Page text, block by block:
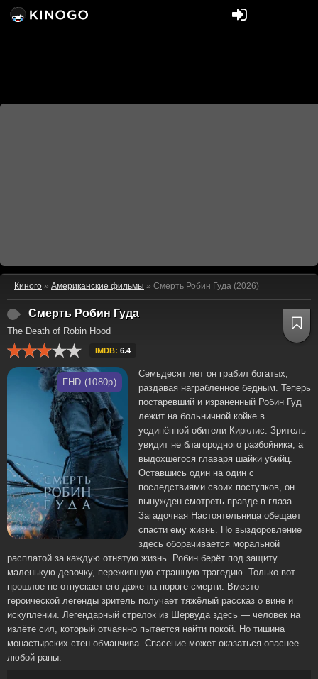
Киного » Американские фильмы » Смерть Робин Гуда (2026)
Смерть Робин Гуда
The Death of Robin Hood
IMDB: 6.4
FHD (1080p)
Семьдесят лет он грабил богатых,
раздавая награбленное бедным. Теперь
постаревший и израненный Робин Гуд
лежит на больничной койке в
уединённой обители Кирклис. Зритель
увидит не благородного разбойника, а
выдохшегося главаря шайки убийц.
Оставшись один на один с
последствиями своих поступков, он
вынужден смотреть правде в глаза.
Загадочная Настоятельница обещает
спасти ему жизнь. Но выздоровление
здесь оборачивается моральной
расплатой за каждую отнятую жизнь. Робин берёт под защиту
маленькую девочку, пережившую страшную трагедию. Только вот
прошлое не отпускает его даже на пороге смерти. Вместо
героической легенды зритель получает тяжёлый рассказ о вине и
искуплении. Легендарный стрелок из Шервуда здесь — человек на
излёте сил, который отчаянно пытается найти покой. Но тишина
монастырских стен обманчива. Спасение может оказаться опаснее
любой раны.